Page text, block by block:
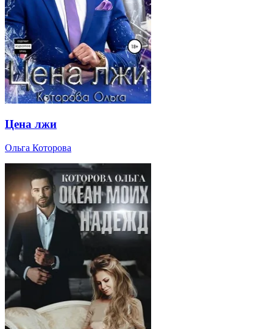
Цена лжи
Ольга Которова